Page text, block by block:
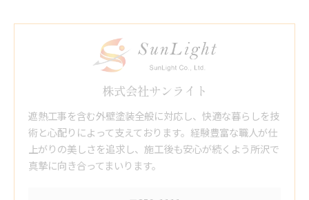
株式会社サンライト
遮熱工事を含む外壁塗装全般に対応し、快適な暮らしを技
術と心配りによって支えております。経験豊富な職人が仕
上がりの美しさを追求し、施工後も安心が続くよう所沢で
真摯に向き合ってまいります。